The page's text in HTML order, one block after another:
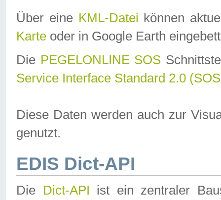
Über eine KML-Datei können
Karte oder in Google Earth
Die PEGELONLINE SOS
Service Interface Standard 2.0
Diese Daten werden auch zur
genutzt.
EDIS Dict-API
Die Dict-API ist ein zentraler